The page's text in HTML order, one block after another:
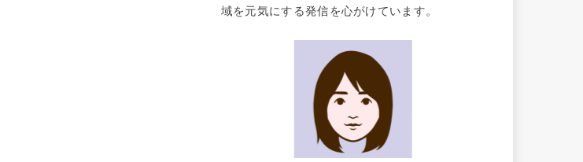
域を元気にする発信を心がけています。